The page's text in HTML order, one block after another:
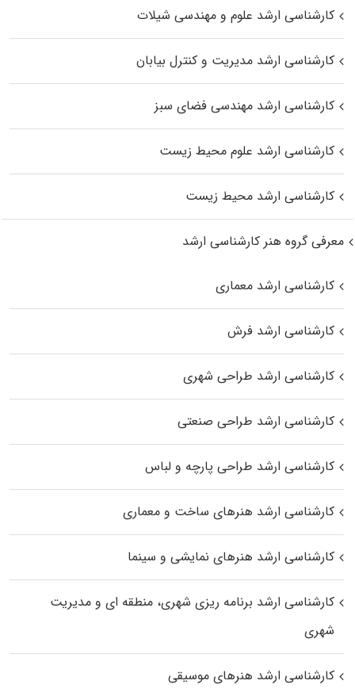
کارشناسی ارشد علوم و مهندسی شیلات
کارشناسی ارشد مدیریت و کنترل بیابان
کارشناسی ارشد مهندسی فضای سبز
کارشناسی ارشد علوم محیط‌ زیست
کارشناسی ارشد محیط زیست
معرفی گروه هنر کارشناسی ارشد
کارشناسی ارشد معماری
کارشناسی ارشد فرش
کارشناسی ارشد طراحی شهری
کارشناسی ارشد طراحی صنعتی
کارشناسی ارشد طراحی پارچه و لباس
کارشناسی ارشد هنرهای ساخت و معماری
کارشناسی ارشد هنرهای نمایشی و سینما
کارشناسی ارشد برنامه ریزی شهری، منطقه‌ ای و مدیریت
شهری
کارشناسی ارشد هنرهای موسیقی